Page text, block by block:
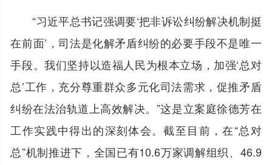
“习近平总书记强调要‘把非诉讼纠纷解决机制挺
在前面’，司法是化解矛盾纠纷的必要手段不是唯一
手段。我们坚持以造福人民为根本立场，加强‘总对
总’工作，充分尊重群众多元化司法需求，促推矛盾
纠纷在法治轨道上高效解决。”这是立案庭徐德芳在
工作实践中得出的深刻体会。截至目前，在“总对
总”机制推进下，全国已有10.6万家调解组织、46.9